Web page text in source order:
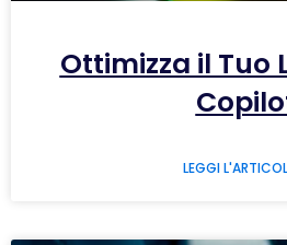
Ottimizza il Tuo
LEGGI